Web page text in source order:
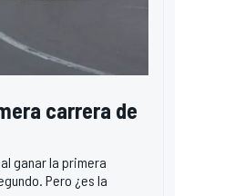
carrera de
ganar la primera
Pero ¿es la